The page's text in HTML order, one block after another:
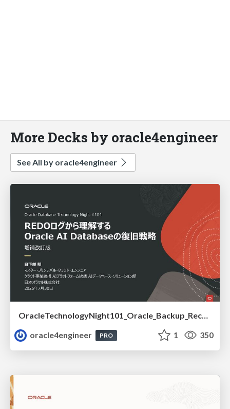
More Decks by oracle4engineer
See All by oracle4engineer
OracleTechnologyNight101_Oracle_Backup_Recovery_Strategy_from_REDO_UNDO
oracle4engineer
PRO 1 350